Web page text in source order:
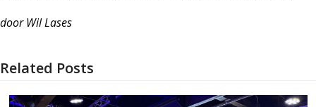
door Wil Lases
Related Posts